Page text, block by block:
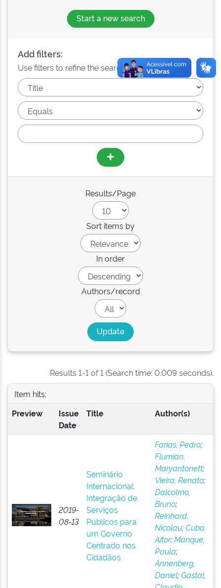
Start a new search
Add filters:
Use filters to refine the search results.
Results/Page
Sort items by
In order
Authors/record
Results 1-1 of 1 (Search time: 0.009 seconds).
Item hits:
Preview
Issue
Date
Title Author(s)
2019-
08-13
Seminário
Internacional:
Integração de
Serviços
Públicos para
um Governo
Centrado nos
Cidadãos
Farias, Pedro;
Flumian,
Maryantonett;
Vieira, Renato;
Dalcolmo,
Bruno;
Reinhard,
Nicolau;Cubo,
Aitor;Manque,
Paula;
Annenberg,
Daniel;Gastal,